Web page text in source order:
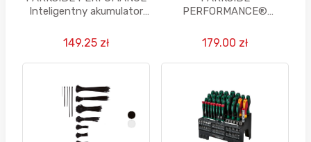
Inteligentny akumulator
zakupie 2 sztuk)
149.25 zł
PERFORMANCE®
wiertarkowkrętarka, 12 V,
akumulatorami i
179.00 zł